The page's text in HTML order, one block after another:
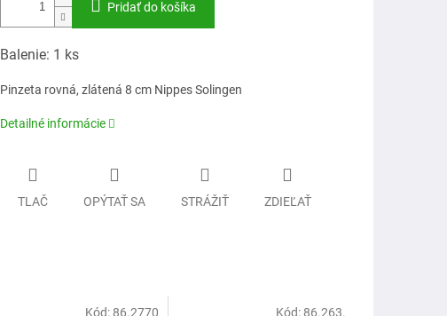
Pridať do košíka
Balenie: 1 ks
Pinzeta rovná, zlátená 8 cm Nippes Solingen
Detailné informácie
TLAČ OPÝTAŤ SA STRÁŽIŤ ZDIEĽAŤ
Kód: 86.2770 Kód: 86.263.